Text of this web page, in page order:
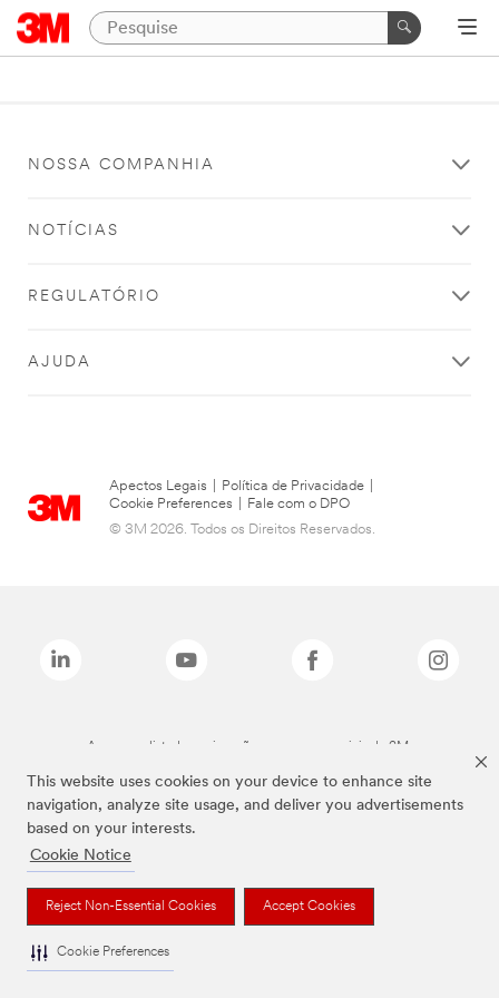
This website uses cookies on your device to enhance site
navigation, analyze site usage, and deliver you advertisements
based on your interests.
Cookie Notice
Reject Non-Essential Cookies Accept Cookies
Cookie Preferences
NOSSA COMPANHIA
NOTÍCIAS
REGULATÓRIO
AJUDA
Apectos Legais Política de Privacidade
Cookie Preferences
Fale com o DPO
© 3M 2026. Todos os Direitos Reservados.
As marcas listadas a cima são marcas comerciais da 3M.